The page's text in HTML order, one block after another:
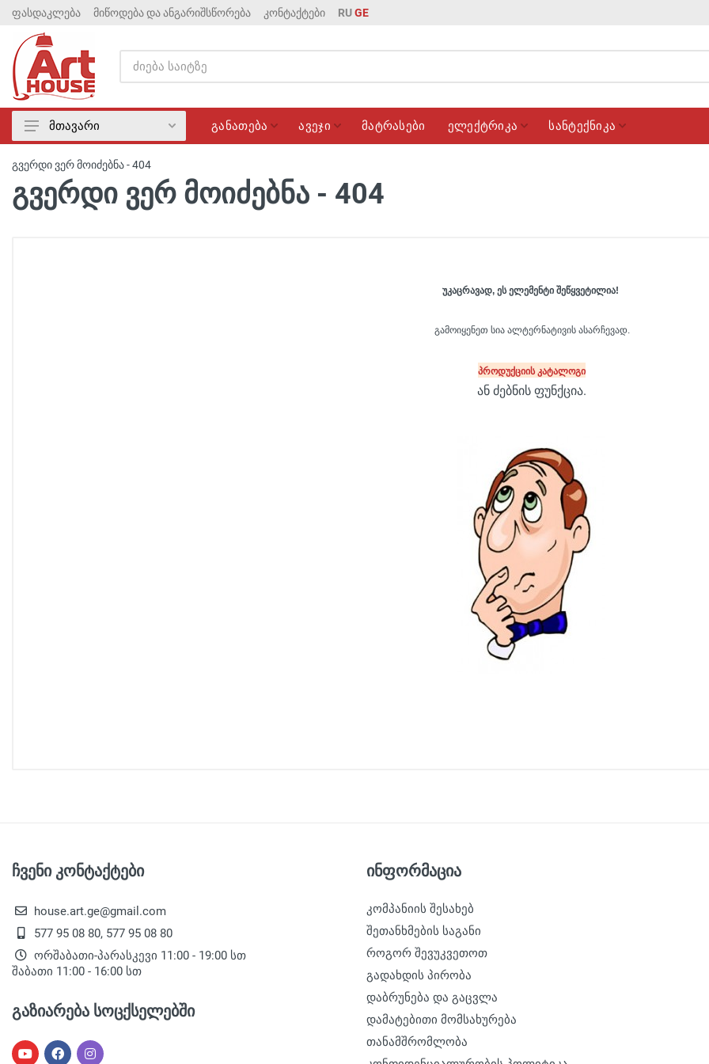
ფასდაკლება მიწოდება და ანგარიშსწორება კონტაქტები RUGE
განათება
მატრასები
მთავარი განათება ავეჯი მატრასები ელექტრიკა სანტექნიკა
გვერდი ვერ მოიძებნა - 404
გვერდი ვერ მოიძებნა - 404
უკაცრავად, ეს ელემენტი შეწყვეტილია!
გამოიყენეთ სია ალტერნატივის ასარჩევად.
პროდუქციის კატალოგი
ან ძებნის ფუნქცია.
ჩვენი კონტაქტები
house.art.ge@gmail.com
577 95 08 80, 577 95 08 80
ორშაბათი-პარასკევი 11:00 - 19:00 სთ
შაბათი 11:00 - 16:00 სთ
გაზიარება სოცქსელებში
ინფორმაცია
კომპანიის შესახებ
შეთანხმების საგანი
როგორ შევუკვეთოთ
გადახდის პირობა
დაბრუნება და გაცვლა
დამატებითი მომსახურება
თანამშრომლობა